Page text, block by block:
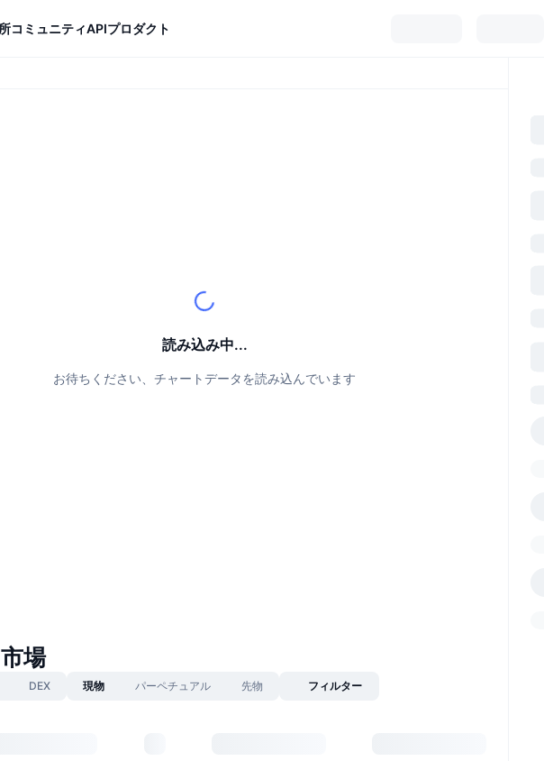
コミュニティAPIプロダクト
読み込み中...
お待ちください、チャートデータを読み込んでいます
場
DEX 現物 パーペチュアル 先物 フィルター